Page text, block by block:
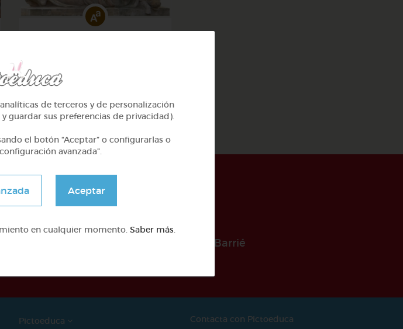
fábulas de esopo
gracias al mecenazgo de la Fundación Barrié
Pictoeduca Contacta con Pictoeduca
de terceros y de personalización
guardar sus preferencias de privacidad).
el botón “Aceptar” o configurarlas o
avanzada”.
Aceptar
en cualquier momento. Saber más.